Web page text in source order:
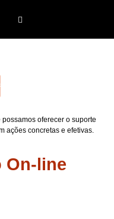
oferecer o suporte
ações concretas e efetivas.
On-line